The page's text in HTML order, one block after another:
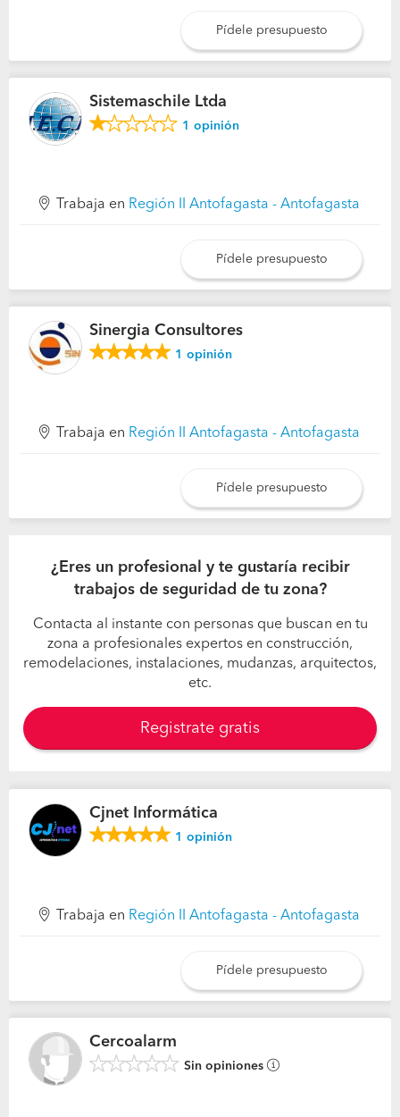
Pídele presupuesto
Sistemaschile Ltda
1 opinión
Trabaja en Región II Antofagasta - Antofagasta
Pídele presupuesto
Sinergia Consultores
1 opinión
Trabaja en Región II Antofagasta - Antofagasta
Pídele presupuesto
¿Eres un profesional y te gustaría recibir
trabajos de seguridad de tu zona?
Contacta al instante con personas que buscan en tu
zona a profesionales expertos en construcción,
remodelaciones, instalaciones, mudanzas, arquitectos,
etc.
Registrate gratis
Cjnet Informática
1 opinión
Trabaja en Región II Antofagasta - Antofagasta
Pídele presupuesto
Cercoalarm
Sin opiniones